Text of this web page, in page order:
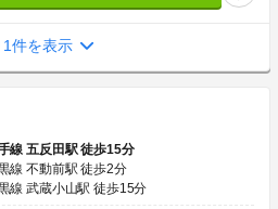
1件を表示
線 五反田駅 徒歩15分
線 不動前駅 徒歩2分
線 武蔵小山駅 徒歩15分